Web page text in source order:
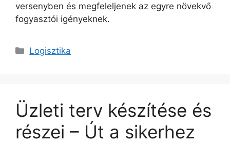
versenyben és megfeleljenek az egyre növekvő
fogyasztói igényeknek.
Kategória
Logisztika
Üzleti terv készítése és
részei – Út a sikerhez